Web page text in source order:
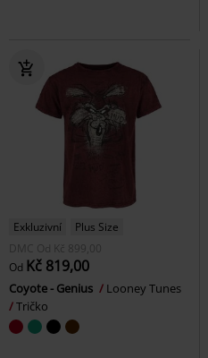
Exkluzivní
Plus Size
DMC Od Kč 899,00
Od Kč 819,00
Coyote - Genius
Looney Tunes
Tričko